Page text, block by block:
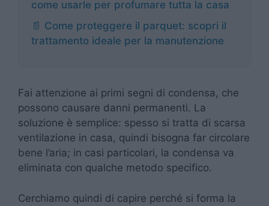
come usarle per profumare tutta la casa
📄 Come proteggere il parquet: scopri il
trattamento ideale per la manutenzione
Fai attenzione ai primi segni di condensa, che
possono causare danni permanenti. La
soluzione è semplice: spesso si tratta di scarsa
ventilazione in casa, quindi bisogna far circolare
bene l’aria; in casi particolari, la condensa va
eliminata con qualche metodo specifico.
Cerchiamo quindi di capire perché si forma la